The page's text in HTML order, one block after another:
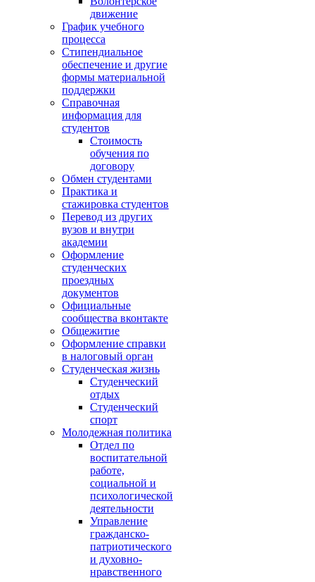
движение
График учебного
процесса
Стипендиальное
обеспечение и другие
формы материальной
поддержки
Справочная
информация для
студентов
Cтоимость
обучения по
договору
Обмен студентами
Практика и
стажировка студентов
Перевод из других
вузов и внутри
академии
Оформление
студенческих
проездных
документов
Официальные
сообщества вконтакте
Общежитие
Оформление справки
в налоговый орган
Студенческая жизнь
Студенческий
отдых
Студенческий
спорт
Молодежная политика
Отдел по
воспитательной
работе,
социальной и
психологической
деятельности
Управление
гражданско-
патриотического
и духовно-
нравственного